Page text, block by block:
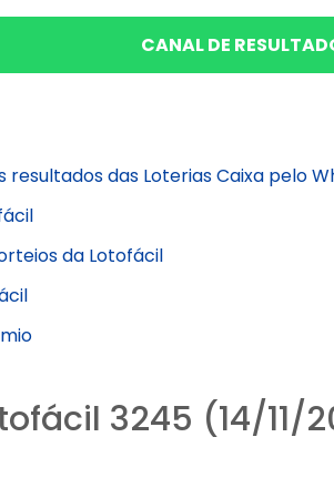
CANAL DE
das Loterias Caixa pelo
da Lotofácil
3245 (14/11/